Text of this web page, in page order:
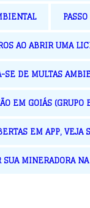
AO ABRIR UMA
SE DE MULTAS
EM GOIÁS
EM APP,
SUA MINERADORA